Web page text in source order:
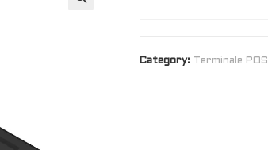
Category: Terminale POS